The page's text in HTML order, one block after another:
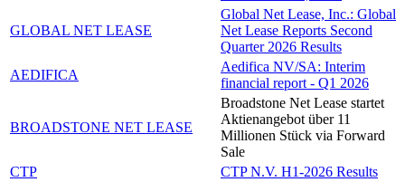
GLOBAL NET LEASE
Global Net Lease, Inc.: Global
Net Lease Reports Second
Quarter 2026 Results
AEDIFICA
Aedifica NV/SA: Interim
financial report - Q1 2026
BROADSTONE NET LEASE
Broadstone Net Lease startet
Aktienangebot über 11
Millionen Stück via Forward
Sale
CTP
CTP N.V. H1-2026 Results